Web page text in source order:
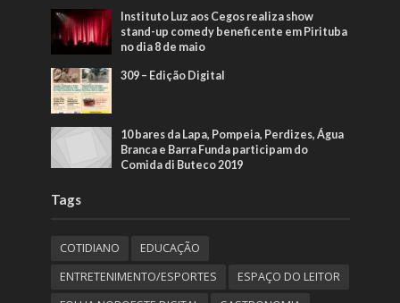
Instituto Luz aos Cegos realiza show
stand-up comedy beneficente em Pirituba
no dia 8 de maio
309 – Edição Digital
10 bares da Lapa, Pompeia, Perdizes, Água
Branca e Barra Funda participam do
Comida di Buteco 2019
Tags
COTIDIANO
EDUCAÇÃO
ENTRETENIMENTO/ESPORTES
ESPAÇO DO LEITOR